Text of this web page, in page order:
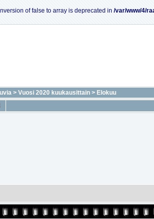
of false to array is deprecated in /var/www/4/
> Vuosi 2020 kuukausittain > Elokuu